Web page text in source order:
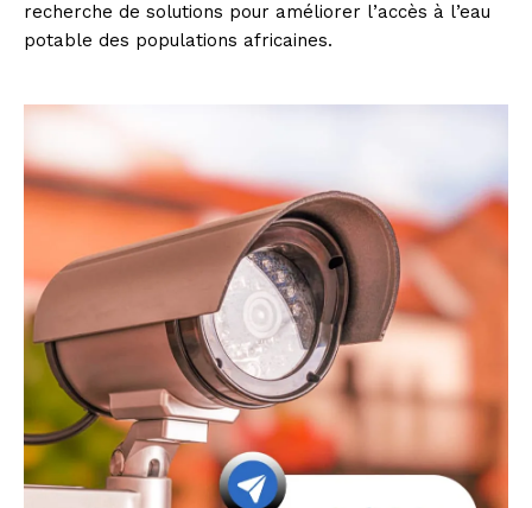
recherche de solutions pour améliorer l’accès à l’eau
potable des populations africaines.